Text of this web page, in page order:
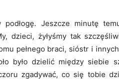
podłogę. Jeszcze minutę
żyłyśmy tak
pełnego braci, sióstr i
było dzielić między siebie
zgadywać, co się tobie